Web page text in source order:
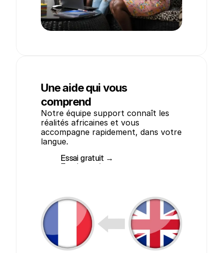
Une aide qui vous
comprend
Notre équipe support connaît les
réalités africaines et vous
accompagne rapidement, dans votre
langue.
Essai gratuit →
Essai gratuit →